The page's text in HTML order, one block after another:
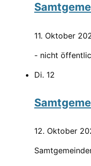
11. Oktober
- nicht
Di. 12
12. Oktober